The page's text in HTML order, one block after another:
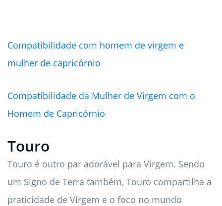
Compatibilidade com homem de virgem e
mulher de capricórnio
Compatibilidade da Mulher de Virgem com o
Homem de Capricórnio
Touro
Touro é outro par adorável para Virgem. Sendo
um Signo de Terra também, Touro compartilha a
praticidade de Virgem e o foco no mundo